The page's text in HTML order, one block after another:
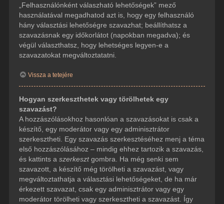
„Felhasználónként válaszható lehetőségek” mező
használatával megadhatod azt is, hogy egy felhasználó
hány választási lehetőségre szavazhat; beállíthatsz a
szavazásnak egy időkorlátot (napokban megadva); és
végül választhatsz, hogy lehetséges legyen-e a
szavazatokat megváltoztatatni.
Vissza a tetejére
Hogyan szerkeszthetek vagy törölhetek egy
szavazást?
A hozzászólásokhoz hasonlóan a szavazásokat is csak a
készítő, egy moderátor vagy egy adminisztrátor
szerkesztheti. Egy szavazás szerkesztéséhez menj a téma
első hozzászólásához – mindig ehhez tartozik a szavazás,
és kattints a szerkesztgombra. Ha még senki sem
szavazott, a készítő még törölheti a szavazást, vagy
megváltoztathatja a választási lehetőségeket, de ha már
érkezett szavazat, csak egy adminisztrátor vagy egy
moderátor törölheti vagy szerkesztheti a szavazást. Így